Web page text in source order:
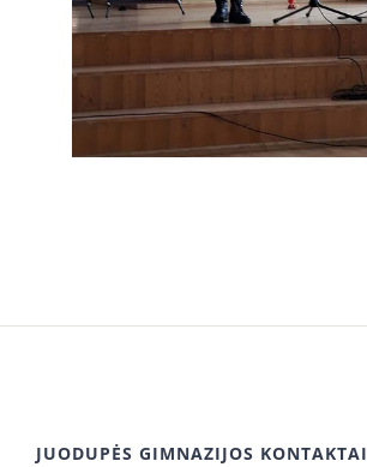
JUODUPĖS GIMNAZIJOS KONTAKTAI